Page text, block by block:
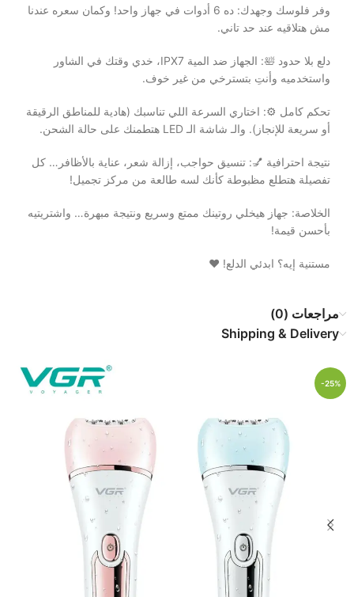
​وفر فلوسك وجهدك: ده 6 أدوات في جهاز واحد! وكمان سعره عندنا
مش هتلاقيه عند حد تاني.
​دلع بلا حدود 🛀: الجهاز ضد المية IPX7، خدي وقتك في الشاور
واستخدميه وأنتِ بتسترخي من غير خوف.
​تحكم كامل ⚙️: اختاري السرعة اللي تناسبك (هادية للمناطق الرقيقة
أو سريعة للإنجاز). والـ شاشة الـ LED هتطمنك على حالة الشحن.
​نتيجة احترافية 💅: تنسيق حواجب، إزالة شعر، عناية بالأظافر… كل
تفصيلة هتطلع مظبوطة كأنك لسه طالعة من مركز تجميل!
​الخلاصة: جهاز هيخلي روتينك ممتع وسريع ونتيجة مبهرة… واشتريتيه
بأحسن قيمة!
​مستنية إيه؟ ابدئي الدلع! ❤️
مراجعات (0)
Shipping & Delivery
-25%